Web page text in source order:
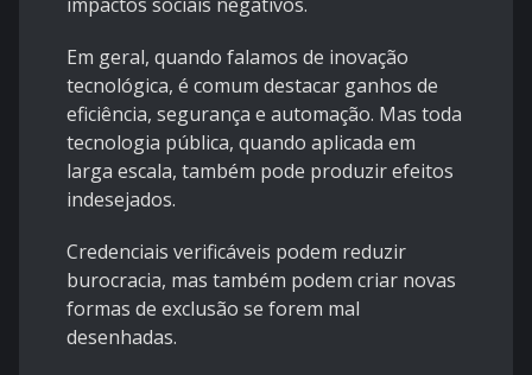
Em geral, quando falamos de inovação
tecnológica, é comum destacar ganhos de
eficiência, segurança e automação. Mas toda
tecnologia pública, quando aplicada em
larga escala, também pode produzir efeitos
indesejados.
Credenciais verificáveis podem reduzir
burocracia, mas também podem criar novas
formas de exclusão se forem mal
desenhadas.